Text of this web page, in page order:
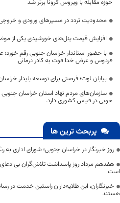
حوزه مقابله با ویروس کرونا برتر شد
محدودیت تردد در مسیرهای ورودی و خروجی
افزایش قیمت پنل‌های خورشیدی یکی از
با حضور استاندار خراسان جنوبی رقم خورد؛
فردوس و عرض خدا قوت به کادر درمانی
بیابان لوت؛ فرصتی برای توسعه پایدار
سازمان‌های مردم نهاد استان خراسان
خوبی در قیاس کشوری دارد.
پربحث ترین ها
روز خبرنگار در خراسان جنوبی؛ شورای اداری به
هفدهم مرداد روز پاسداشت تلاش‌گران
است
خبرنگاران، این طلایه‌داران راستین خدمت در
هستند